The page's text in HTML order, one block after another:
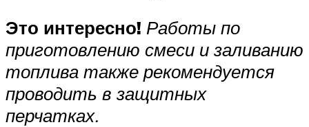
Это интересно! Работы по
приготовлению смеси и заливанию
топлива также рекомендуется
проводить в защитных
перчатках.